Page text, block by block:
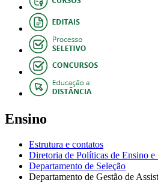
Ensino
Estrutura e contatos
Diretoria de Políticas de Ensino e
Departamento de Seleção
Departamento de Gestão de